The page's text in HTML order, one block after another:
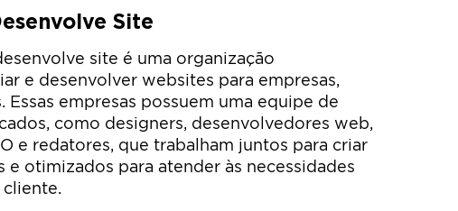
Site
site é uma organização
e desenvolver websites para empresas,
Essas empresas possuem uma equipe de
como designers, desenvolvedores web,
e redatores, que trabalham juntos para criar
e otimizados para atender às necessidades
cliente.